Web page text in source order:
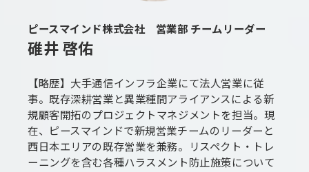
ピースマインド株式会社 営業部 チームリーダー
碓井 啓佑
【略歴】大手通信インフラ企業にて法人営業に従
事。既存深耕営業と異業種間アライアンスによる新
規顧客開拓のプロジェクトマネジメントを担当。現
在、ピースマインドで新規営業チームのリーダーと
西日本エリアの既存営業を兼務。リスペクト・トレ
ーニングを含む各種ハラスメント防止施策について